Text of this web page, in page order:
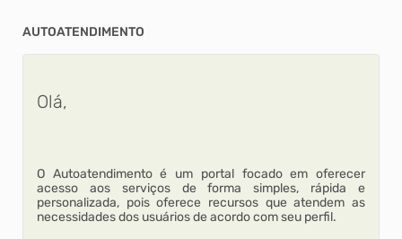
AUTOATENDIMENTO
Olá,
O Autoatendimento é um portal focado em oferecer
acesso aos serviços de forma simples, rápida e
personalizada, pois oferece recursos que atendem as
necessidades dos usuários de acordo com seu perfil.